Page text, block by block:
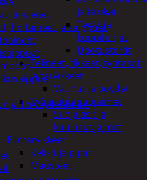
ja istukat
Teräs ja
kuppiharjat
Upotusterät
Telineet, tikkaat, työtasot
ja tarvikkeet
Vaunut ja pöydät
Työasut ja suojaimet
Suojalasit ja
kuulosuojaimet
Elintarvikkeet
Keksit ja piparit
Mausteet
ja -sienet
hoitaineet ja saippuat
ja terveydenhoito